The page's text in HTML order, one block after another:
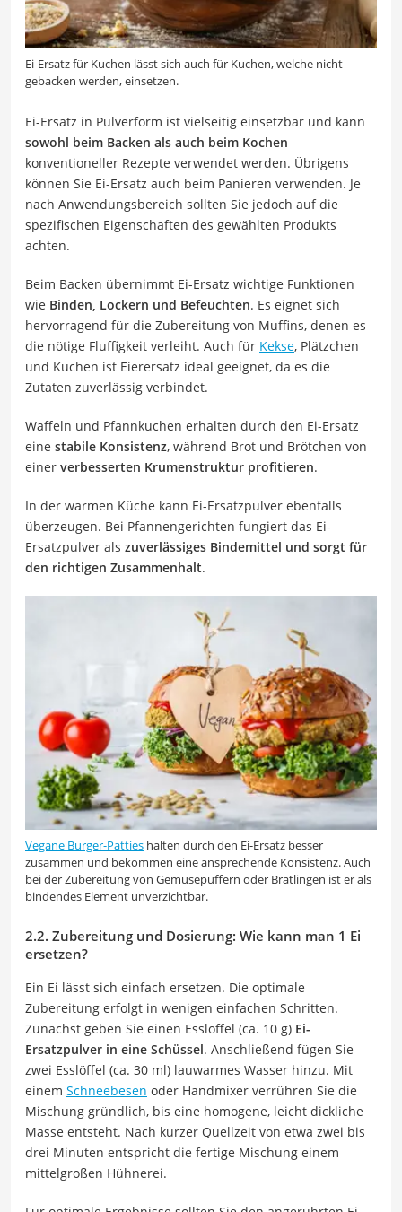
Ei-Ersatz für Kuchen lässt sich auch für Kuchen, welche nicht
gebacken werden, einsetzen.
Ei-Ersatz in Pulverform ist vielseitig einsetzbar und kann
sowohl beim Backen als auch beim Kochen
konventioneller Rezepte verwendet werden. Übrigens
können Sie Ei-Ersatz auch beim Panieren verwenden. Je
nach Anwendungsbereich sollten Sie jedoch auf die
spezifischen Eigenschaften des gewählten Produkts
achten.
Beim Backen übernimmt Ei-Ersatz wichtige Funktionen
wie Binden, Lockern und Befeuchten. Es eignet sich
hervorragend für die Zubereitung von Muffins, denen es
die nötige Fluffigkeit verleiht. Auch für Kekse, Plätzchen
und Kuchen ist Eierersatz ideal geeignet, da es die
Zutaten zuverlässig verbindet.
Waffeln und Pfannkuchen erhalten durch den Ei-Ersatz
eine stabile Konsistenz, während Brot und Brötchen von
einer verbesserten Krumenstruktur profitieren.
In der warmen Küche kann Ei-Ersatzpulver ebenfalls
überzeugen. Bei Pfannengerichten fungiert das Ei-
Ersatzpulver als zuverlässiges Bindemittel und sorgt für
den richtigen Zusammenhalt.
Vegane Burger-Patties halten durch den Ei-Ersatz besser
zusammen und bekommen eine ansprechende Konsistenz. Auch
bei der Zubereitung von Gemüsepuffern oder Bratlingen ist er als
bindendes Element unverzichtbar.
2.2. Zubereitung und Dosierung: Wie kann man 1 Ei
ersetzen?
Ein Ei lässt sich einfach ersetzen. Die optimale
Zubereitung erfolgt in wenigen einfachen Schritten.
Zunächst geben Sie einen Esslöffel (ca. 10 g) Ei-
Ersatzpulver in eine Schüssel. Anschließend fügen Sie
zwei Esslöffel (ca. 30 ml) lauwarmes Wasser hinzu. Mit
einem Schneebesen oder Handmixer verrühren Sie die
Mischung gründlich, bis eine homogene, leicht dickliche
Masse entsteht. Nach kurzer Quellzeit von etwa zwei bis
drei Minuten entspricht die fertige Mischung einem
mittelgroßen Hühnerei.